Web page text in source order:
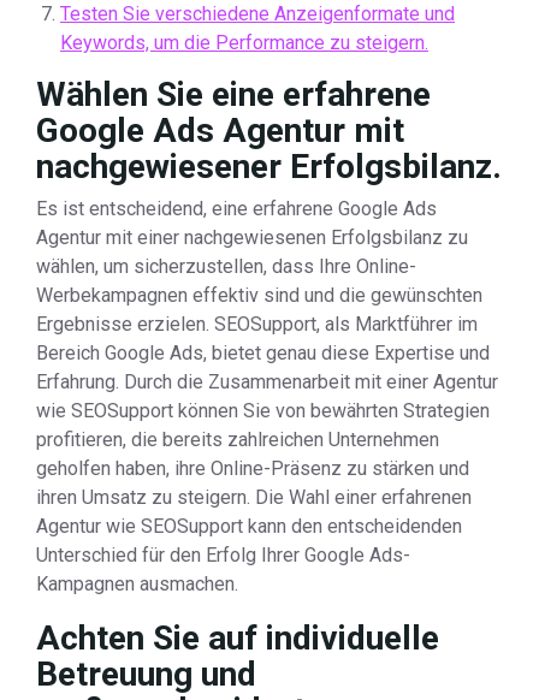
Testen Sie verschiedene Anzeigenformate und
Keywords, um die Performance zu steigern.
Wählen Sie eine erfahrene
Google Ads Agentur mit
nachgewiesener Erfolgsbilanz.
Es ist entscheidend, eine erfahrene Google Ads
Agentur mit einer nachgewiesenen Erfolgsbilanz zu
wählen, um sicherzustellen, dass Ihre Online-
Werbekampagnen effektiv sind und die gewünschten
Ergebnisse erzielen. SEOSupport, als Marktführer im
Bereich Google Ads, bietet genau diese Expertise und
Erfahrung. Durch die Zusammenarbeit mit einer Agentur
wie SEOSupport können Sie von bewährten Strategien
profitieren, die bereits zahlreichen Unternehmen
geholfen haben, ihre Online-Präsenz zu stärken und
ihren Umsatz zu steigern. Die Wahl einer erfahrenen
Agentur wie SEOSupport kann den entscheidenden
Unterschied für den Erfolg Ihrer Google Ads-
Kampagnen ausmachen.
Achten Sie auf individuelle
Betreuung und